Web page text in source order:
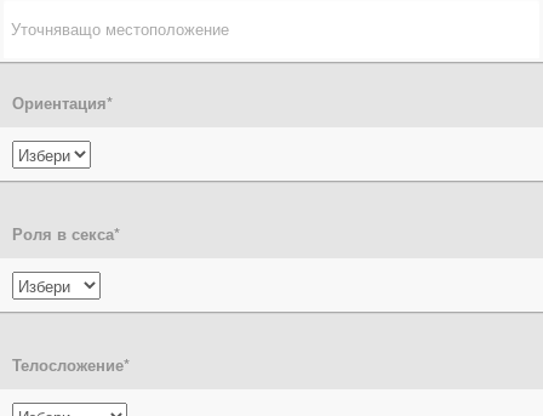
Ориентация*
Роля в секса*
Телосложение*